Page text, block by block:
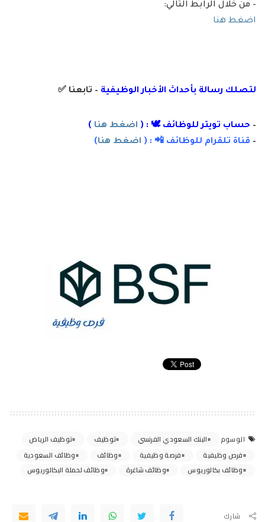
– من خلال الرابط التالي:
اضغط هنا
لتصلك رسالة بأحداث الأخبار الوظيفية – تابعنا ✅
– حساب تويتر للوظائف 🕊 : ( اضغط هنا )
– قناة تلقرام للوظائف 📲 : ( اضغط هنا)
الوسوم البنك السعودي الفرنسي توظيف
توظيف الرياض
فرص وظيفية
فرصة وظيفية وظائف
وظائف السعودية
وظائف بكالوريوس
وظائف شاغرة وظائف لحملة البكالوريوس
شارك